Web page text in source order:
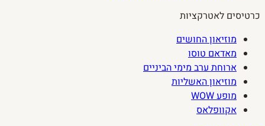
כרטיסים לאטרקציות
מוזיאון החושים
מאדאם טוסו
ארוחת ערב מימי הביניים
מוזיאון האשליות
מופע WOW
אקוופלאס